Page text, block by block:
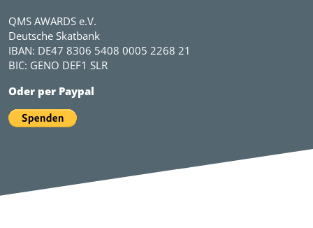
QMS AWARDS e.V.
Deutsche Skatbank
IBAN: DE47 8306 5408 0005 2268 21
BIC: GENO DEF1 SLR
Oder per Paypal